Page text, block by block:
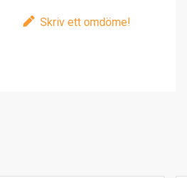
Skriv ett omdöme!